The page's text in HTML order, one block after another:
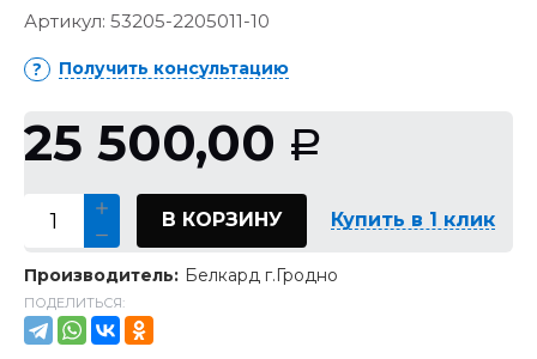
Артикул: 53205-2205011-10
Получить консультацию
25 500,00 Р
В КОРЗИНУ Купить в 1 клик
Производитель: Белкард г.Гродно
ПОДЕЛИТЬСЯ: